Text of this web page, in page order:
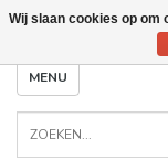
MENU
Wij slaan cookies op om